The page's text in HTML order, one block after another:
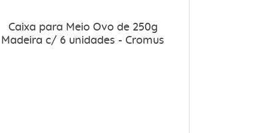
Caixa para Meio Ovo de 250g
Madeira c/ 6 unidades - Cromus